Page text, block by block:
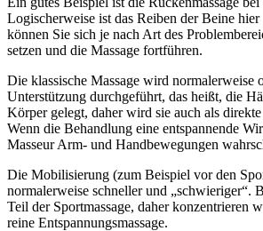
Logischerweise ist das Reiben der Beine
können Sie sich je nach Art des
setzen und die Massage fortführen.
Die klassische Massage wird normalerweise
Unterstützung durchgeführt, das heißt, die
Körper gelegt, daher wird sie auch als
Wenn die Behandlung eine entspannende
Masseur Arm- und Handbewegungen
Die Mobilisierung (zum Beispiel vor den
normalerweise schneller und „schwieriger“.
Teil der Sportmassage, daher konzentrieren
reine Entspannungsmassage.